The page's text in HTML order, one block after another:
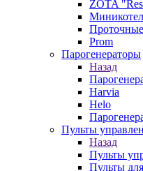
ZOTA
Проточные
Prom
Парогенераторы
Назад
Harvia
Helo
Пульты
Назад
Пульты
Пульты